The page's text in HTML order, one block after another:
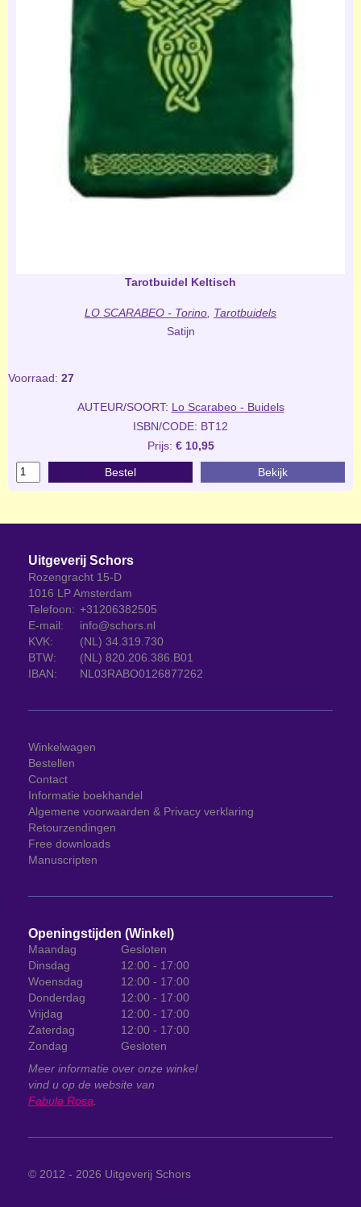
Tarotbuidel Keltisch
LO SCARABEO - Torino Tarotbuidels
Satijn
Voorraad: 27
AUTEUR/SOORT: Lo Scarabeo - Buidels
ISBN/CODE: BT12
Prijs: € 10,95
Bestel Bekijk
Uitgeverij Schors
Rozengracht 15-D
1016 LP Amsterdam
Telefoon: +31206382505
E-mail:
info@schors.nl
KVK:
(NL) 34.319.730
BTW:
(NL) 820.206.386.B01
IBAN:
NL03RABO0126877262
Winkelwagen
Bestellen
Contact
Informatie boekhandel
Algemene voorwaarden & Privacy verklaring
Retourzendingen
Free downloads
Manuscripten
Openingstijden (Winkel)
Maandag
Gesloten
Dinsdag
12:00 - 17:00
Woensdag
12:00 - 17:00
Donderdag
12:00 - 17:00
Vrijdag
12:00 - 17:00
Zaterdag
12:00 - 17:00
Zondag
Gesloten
Meer informatie over onze winkel
vind u op de website van
Fabula Rosa
© 2012 - 2026 Uitgeverij Schors